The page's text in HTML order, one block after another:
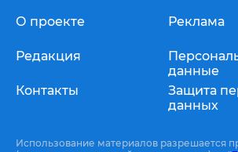
О проекте
Редакция
Контакты
Реклама
данные
Защита
данных
Использование материалов разрешается